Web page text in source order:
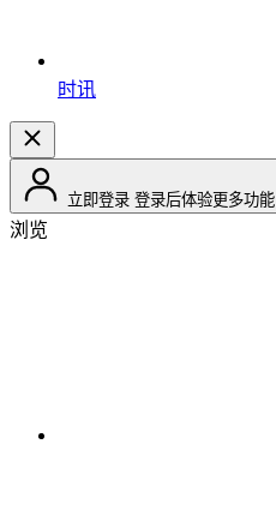
时讯
立即登录 登录后体验更多功能
浏览